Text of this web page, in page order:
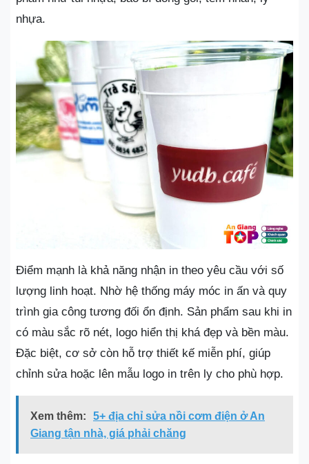
nhựa.
Điểm mạnh là khả năng nhận in theo yêu cầu với số
lượng linh hoạt. Nhờ hệ thống máy móc in ấn và quy
trình gia công tương đối ổn định. Sản phẩm sau khi in
có màu sắc rõ nét, logo hiển thị khá đẹp và bền màu.
Đặc biệt, cơ sở còn hỗ trợ thiết kế miễn phí, giúp
chỉnh sửa hoặc lên mẫu logo in trên ly cho phù hợp.
Xem thêm:
5+ địa chỉ sửa nồi cơm điện ở An
Giang tận nhà, giá phải chăng